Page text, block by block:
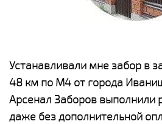
Устанавливали мне забор в
48 км по М4 от города
Арсенал Заборов выполнили
даже без дополнительной